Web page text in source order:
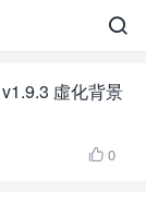

虛化背景
 0